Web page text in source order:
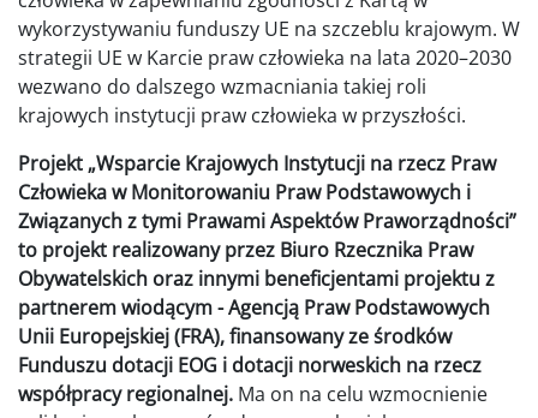
wykorzystywaniu funduszy UE na szczeblu krajowym. W
strategii UE w Karcie praw człowieka na lata 2020–2030
wezwano do dalszego wzmacniania takiej roli
krajowych instytucji praw człowieka w przyszłości.
Projekt „Wsparcie Krajowych Instytucji na rzecz Praw
Człowieka w Monitorowaniu Praw Podstawowych i
Związanych z tymi Prawami Aspektów Praworządności”
to projekt realizowany przez Biuro Rzecznika Praw
Obywatelskich oraz innymi beneficjentami projektu z
partnerem wiodącym - Agencją Praw Podstawowych
Unii Europejskiej (FRA), finansowany ze środków
Funduszu dotacji EOG i dotacji norweskich na rzecz
współpracy regionalnej. Ma on na celu wzmocnienie